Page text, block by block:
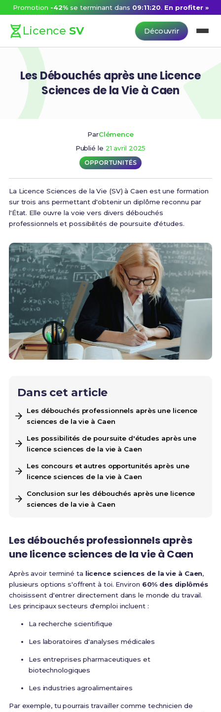
Promotion -42%se terminant dans 09:11:20. En profiter »
Licence SV Découvrir
Les Débouchés après une Licence
Sciences de la Vie à Caen
ParClémence
Publié le 21 avril 2025
OPPORTUNITÉS
La Licence Sciences de la Vie (SV) à Caen est une formation
sur trois ans permettant d'obtenir un diplôme reconnu par
l'État. Elle ouvre la voie vers divers débouchés
professionnels et possibilités de poursuite d'études.
Dans cet article
Les débouchés professionnels après une licence
sciences de la vie à Caen
Les possibilités de poursuite d'études après une
licence sciences de la vie à Caen
Les concours et autres opportunités après une
licence sciences de la vie à Caen
Conclusion sur les débouchés après une licence
sciences de la vie à Caen
Les débouchés professionnels après
une licence sciences de la vie à Caen
Après avoir terminé ta licence sciences de la vie à Caen,
plusieurs options s'offrent à toi. Environ 60% des diplômés
choisissent d'entrer directement dans le monde du travail.
Les principaux secteurs d'emploi incluent :
La recherche scientifique
Les laboratoires d'analyses médicales
Les entreprises pharmaceutiques et
biotechnologiques
Les industries agroalimentaires
Par exemple, tu pourrais travailler comme technicien de